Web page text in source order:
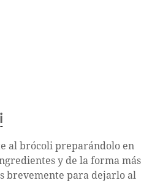
al brócoli preparándolo en
y de la forma más
brevemente para dejarlo al